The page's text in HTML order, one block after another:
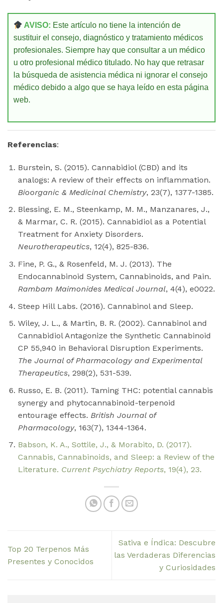
AVISO: Este artículo no tiene la intención de
sustituir el consejo, diagnóstico y tratamiento médicos
profesionales. Siempre hay que consultar a un médico
u otro profesional médico titulado. No hay que retrasar
la búsqueda de asistencia médica ni ignorar el consejo
médico debido a algo que se haya leído en esta página
web.
Referencias:
Burstein, S. (2015). Cannabidiol (CBD) and its
analogs: A review of their effects on inflammation.
Bioorganic & Medicinal Chemistry, 23(7), 1377-1385.
Blessing, E. M., Steenkamp, M. M., Manzanares, J.,
& Marmar, C. R. (2015). Cannabidiol as a Potential
Treatment for Anxiety Disorders.
Neurotherapeutics, 12(4), 825-836.
Fine, P. G., & Rosenfeld, M. J. (2013). The
Endocannabinoid System, Cannabinoids, and Pain.
Rambam Maimonides Medical Journal, 4(4), e0022.
Steep Hill Labs. (2016). Cannabinol and Sleep.
Wiley, J. L., & Martin, B. R. (2002). Cannabinol and
Cannabidiol Antagonize the Synthetic Cannabinoid
CP 55,940 in Behavioral Disruption Experiments.
The Journal of Pharmacology and Experimental
Therapeutics, 298(2), 531-539.
Russo, E. B. (2011). Taming THC: potential cannabis
synergy and phytocannabinoid-terpenoid
entourage effects. British Journal of
Pharmacology, 163(7), 1344-1364.
Babson, K. A., Sottile, J., & Morabito, D. (2017).
Cannabis, Cannabinoids, and Sleep: a Review of the
Literature. Current Psychiatry Reports, 19(4), 23.
Top 20 Terpenos Más
Presentes y Conocidos
Sativa e Índica: Descubre
las Verdaderas Diferencias
y Curiosidades